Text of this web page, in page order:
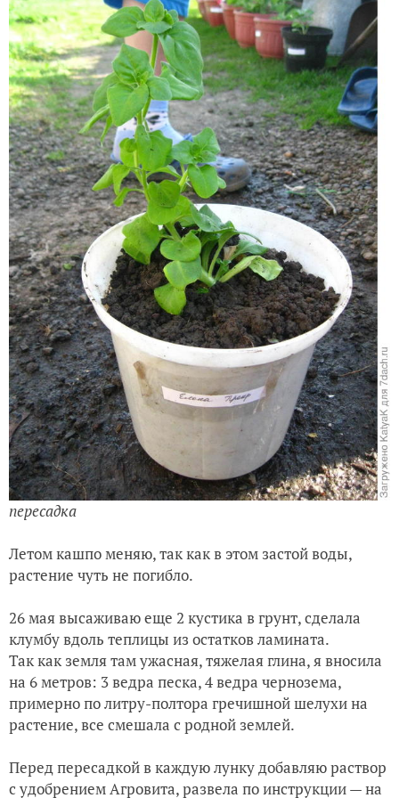
пересадка
Летом кашпо меняю, так как в этом застой воды,
растение чуть не погибло.
26 мая высаживаю еще 2 кустика в грунт, сделала
клумбу вдоль теплицы из остатков ламината.
Так как земля там ужасная, тяжелая глина, я вносила
на 6 метров: 3 ведра песка, 4 ведра чернозема,
примерно по литру-полтора гречишнойшелухи на
растение, все смешала с родной землей.
Перед пересадкой в каждую лунку добавляю раствор
с удобрением Агровита, развела по инструкции — на